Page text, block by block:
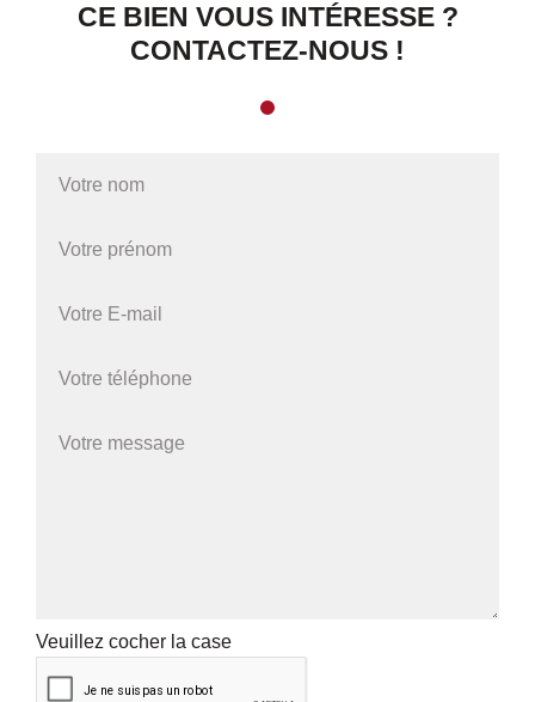
CE BIEN VOUS INTÉRESSE ?
CONTACTEZ-NOUS !
Veuillez cocher la case